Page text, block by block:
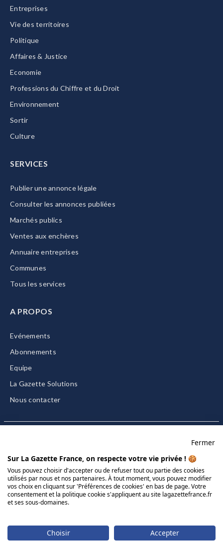
Entreprises
Vie des territoires
Politique
Affaires & Justice
Economie
Professions du Chiffre et du Droit
Environnement
Sortir
Culture
SERVICES
Publier une annonce légale
Consulter les annonces publiées
Marchés publics
Ventes aux enchères
Annuaire entreprises
Communes
Tous les services
A PROPOS
Evénements
Abonnements
Equipe
La Gazette Solutions
Nous contacter
CGU/CGV
Données personnelles
Charte sur les cookies
© 2026 La Gazette France
Fermer
Sur La Gazette France, on respecte votre vie privée ! 🍪
Vous pouvez choisir d'accepter ou de refuser tout ou partie des cookies
utilisés par nous et nos partenaires. À tout moment, vous pouvez modifier
vos choix en cliquant sur 'Préférences de cookies' en bas de page. Votre
consentement et la politique cookie s'appliquent au site lagazettefrance.fr
et ses sous-domaines.
Choisir Accepter